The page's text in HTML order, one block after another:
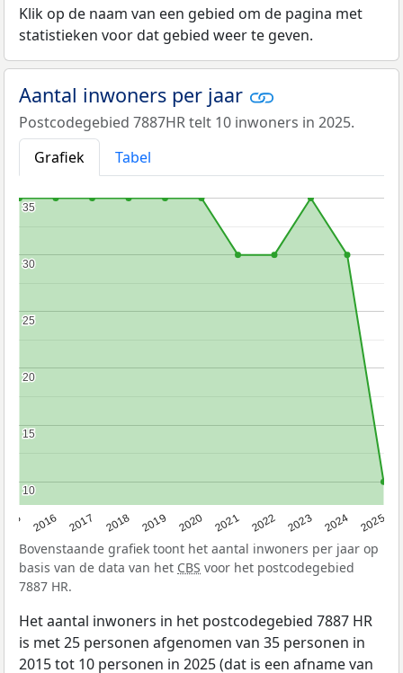
Klik op de naam van een gebied om de pagina met
statistieken voor dat gebied weer te geven.
Aantal inwoners per jaar
Postcodegebied 7887HR telt 10 inwoners in 2025.
Grafiek
Tabel
2016 2017 2018 2019 2020 2021 2022 2023 2024 2025
10
10
15
15
20
20
25
25
30
30
35
35
Bovenstaande grafiek toont het aantal inwoners per jaar op
basis van de data van het CBS voor het postcodegebied
7887 HR.
Het aantal inwoners in het postcodegebied 7887 HR
is met 25 personen afgenomen van 35 personen in
2015 tot 10 personen in 2025 (dat is een afname van